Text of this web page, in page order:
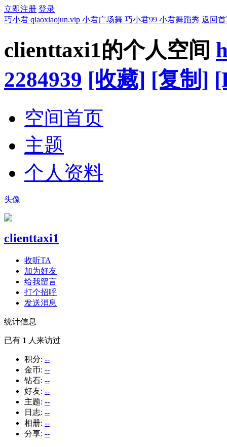
立即注册 登录
巧小君 qiaoxiaojun.vip 小君广场舞 巧小君99 小君舞蹈秀 返回
clienttaxi1的个人空间
2284939 [收藏] [复制]
空间首页
主题
个人资料
头像
clienttaxi1
收听TA
加为好友
给我留言
打个招呼
发送消息
统计信息
已有 1 人来访过
积分: --
金币: --
钻石: --
好友: --
主题: --
日志: --
相册: --
分享: --